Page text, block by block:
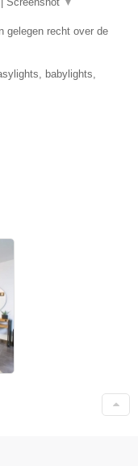
gelegen recht over de
babylights,